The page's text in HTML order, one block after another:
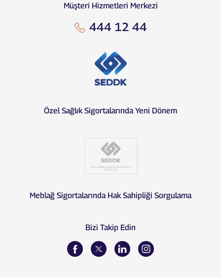
Müşteri Hizmetleri Merkezi
444 12 44
Özel Sağlık Sigortalarında Yeni Dönem
Meblağ Sigortalarında Hak Sahipliği Sorgulama
Bizi Takip Edin